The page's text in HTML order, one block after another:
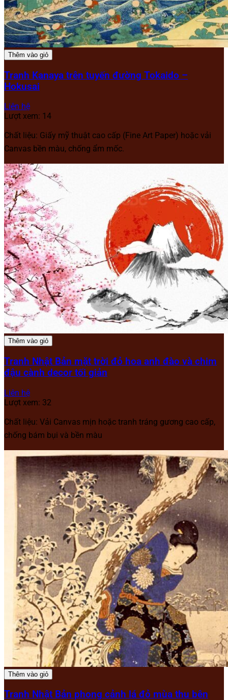
Thêm vào giỏ
Tranh Kanaya trên tuyến đường Tokaido –
Hokusai
Liên hệ
Lượt xem: 14
Chất liệu: Giấy mỹ thuật cao cấp (Fine Art Paper) hoặc vải
Canvas bền màu, chống ẩm mốc.
Thêm vào giỏ
Tranh Nhật Bản mặt trời đỏ hoa anh đào và chim
đậu cành decor tối giản
Liên hệ
Lượt xem: 32
Chất liệu: Vải Canvas mịn hoặc tranh tráng gương cao cấp,
chống bám bụi và bền màu
Thêm vào giỏ
Tranh Nhật Bản phong cảnh lá đỏ mùa thu bên